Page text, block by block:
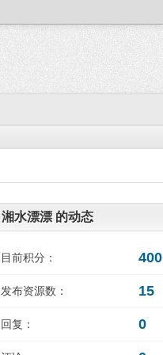
湘水漂漂 的动态
目前积分： 400
发布资源数： 15
回复： 0